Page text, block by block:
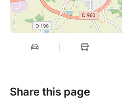
Share this page